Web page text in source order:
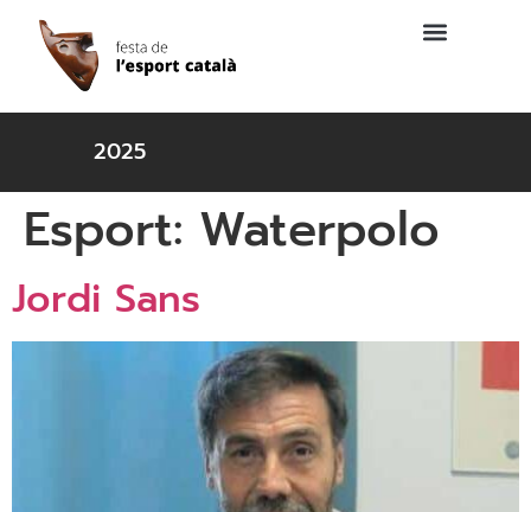
2025
Esport: Waterpolo
Jordi Sans